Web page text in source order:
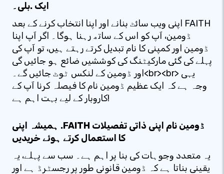
ایک .بلی۔
اپنی ویب سائٹ بنانے اور اپنا انتخاب کرنے کے بعد FAITH
ڈومین، آپ کو اس کے ساتھ رہنا ہوگا۔ اگر آپ اپنا
ڈومین اور کمپنی کا نام تبدیل کرتے رہتے ہیں، تو آپ کی
پہلے کی گئی مارکیٹنگ کی کوششیں ضائع ہو جائیں گی
اور ڈومین کے لنکس ٹوٹ جائیں گے۔<br><br> یہی
وجہ ہے کہ ایک عظیم ڈومین نام کا فیصلہ کرنا آپ کے
کاروبار کے لیے بہت اہم ہے!
ہمیشہ اپنی .FAITH ڈومین نام اپنی ذاتی تفصیلات
کا استعمال کرتے ہوئے خریدیں
یہ متعدد وجوہات کی بنا پر اہم ہے۔ سب سے پہلے، یہ
یقینی بناتا ہے کہ ڈومین قانونی طور پر رجسٹرڈ ہے اور